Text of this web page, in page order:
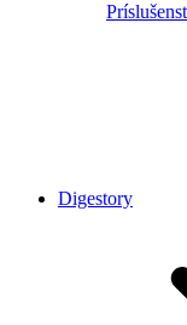
Digestory